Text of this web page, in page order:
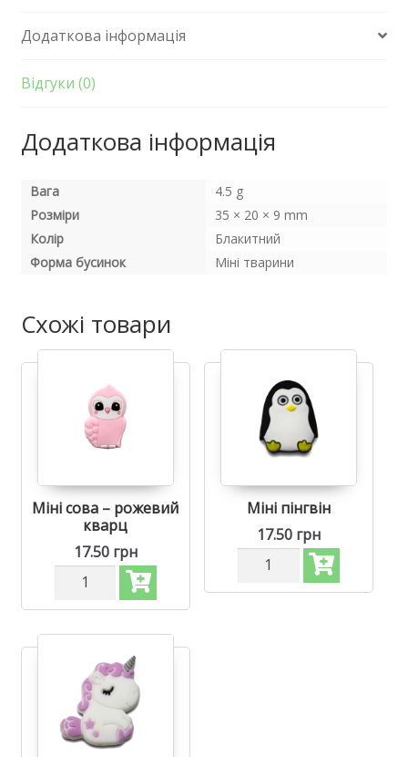
Міккі
кількість
Додаткова інформація
Відгуки (0)
Додаткова інформація
Вага
4.5 g
Розміри
35 × 20 × 9 mm
Колір
Блакитний
Форма бусинок
Міні тварини
Схожі товари
Міні сова – рожевий
кварц
17.50грн
Силіконова
бусинка,
бусина
прорізувача
Міні
сова
Рожевий
кварц
Міні пінгвін
17.50 грн
Силіконова
бусинка,
бусина